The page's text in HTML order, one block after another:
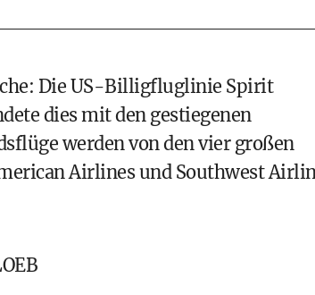
Die US-Billigfluglinie Spirit
dies mit den gestiegenen
werden von den vier großen
Airlines und Southwest